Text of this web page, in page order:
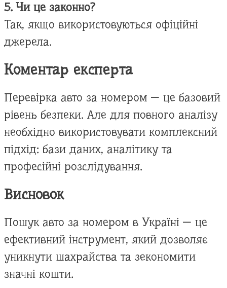
5. Чи це законно?
Так, якщо використовуються офіційні
джерела.
Коментар експерта
Перевірка авто за номером — це базовий
рівень безпеки. Але для повного аналізу
необхідно використовувати комплексний
підхід: бази даних, аналітику та
професійні розслідування.
Висновок
Пошук авто за номером в Україні — це
ефективний інструмент, який дозволяє
уникнути шахрайства та зекономити
значні кошти.